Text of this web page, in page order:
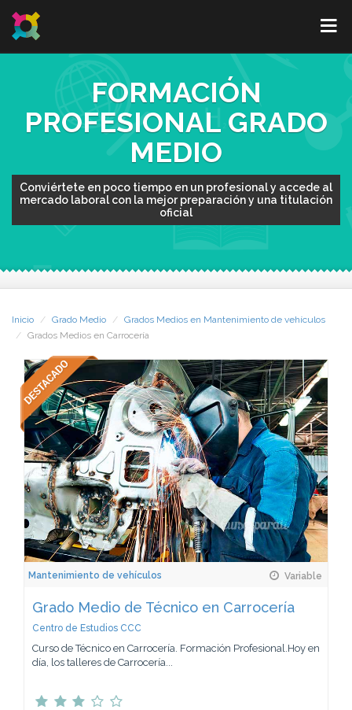
FORMACIÓN
PROFESIONAL GRADO
MEDIO
Conviértete en poco tiempo en un profesional y accede al
mercado laboral con la mejor preparación y una titulación
oficial
Inicio Grado Medio
Grados Medios en Mantenimiento de vehículos
Grados Medios en Carrocería
Mantenimiento de vehículos Variable
Grado Medio de Técnico en Carrocería
Centro de Estudios CCC
Curso de Técnico en Carrocería. Formación Profesional.Hoy en
día, los talleres de Carrocería...